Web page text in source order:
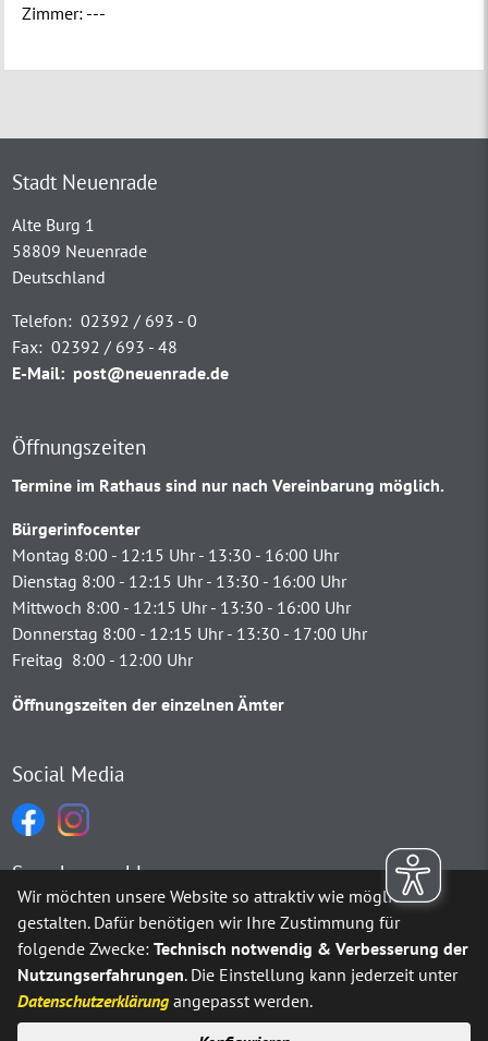
Zimmer: ---
Stadt Neuenrade
Alte Burg 1
58809 Neuenrade
Deutschland
Telefon: 02392 / 693 - 0
Fax: 02392 / 693 - 48
E-Mail: post@neuenrade.de
Öffnungszeiten
Termine im Rathaus sind nur nach Vereinbarung möglich.
Bürgerinfocenter
Montag 8:00 - 12:15 Uhr - 13:30 - 16:00 Uhr
Dienstag 8:00 - 12:15 Uhr - 13:30 - 16:00 Uhr
Mittwoch 8:00 - 12:15 Uhr - 13:30 - 16:00 Uhr
Donnerstag 8:00 - 12:15 Uhr - 13:30 - 17:00 Uhr
Freitag 8:00 - 12:00 Uhr
Öffnungszeiten der einzelnen Ämter
Social Media
Sprachauswahl
Möchten Sie vonGoogle Translate bereitgestellte externe
Ja Immer
Wir möchten unsere Website so attraktiv wie möglich
gestalten. Dafür benötigen wir Ihre Zustimmung für
folgende Zwecke:Technisch notwendig & Verbesserung der
Nutzungserfahrungen. Die Einstellung kann jederzeit unter
Datenschutzerklärung angepasst werden.